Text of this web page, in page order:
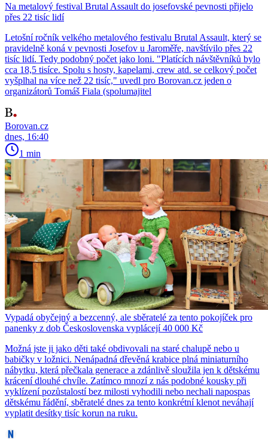
Na metalový festival Brutal Assault do josefovské pevnosti přijelo
přes 22 tisíc lidí
Letošní ročník velkého metalového festivalu Brutal Assault, který se
pravidelně koná v pevnosti Josefov u Jaroměře, navštívilo přes 22
tisíc lidí. Tedy podobný počet jako loni. "Platících návštěvníků bylo
cca 18,5 tisíce. Spolu s hosty, kapelami, crew atd. se celkový počet
vyšplhal na více než 22 tisíc," uvedl pro Borovan.cz jeden o
organizátorů Tomáš Fiala (spolumajitel
Borovan.cz
dnes, 16:40
1 min
Vypadá obyčejný a bezcenný, ale sběratelé za tento pokojíček pro
panenky z dob Československa vyplácejí 40 000 Kč
Možná jste ji jako děti také obdivovali na staré chalupě nebo u
babičky v ložnici. Nenápadná dřevěná krabice plná miniaturního
nábytku, která přečkala generace a zdánlivě sloužila jen k dětskému
krácení dlouhé chvíle. Zatímco mnozí z nás podobné kousky při
vyklízení pozůstalostí bez milosti vyhodili nebo nechali napospas
dětskému řádění, sběratelé dnes za tento konkrétní klenot neváhají
vyplatit desítky tisíc korun na ruku.